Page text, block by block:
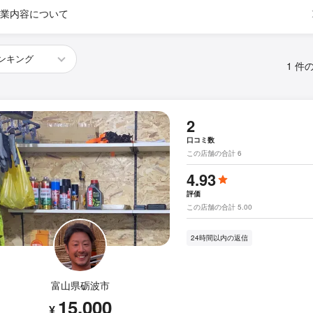
内容について
1 件
富山県砺波市
15,000
2
口コミ数
この店舗の合計 6
4.93
評価
この店舗の合計 5.00
24時間以内の返信